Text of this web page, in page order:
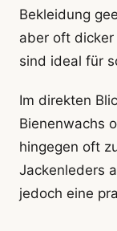
Bekleidung
aber oft
sind ideal für
Im direkten
Bienenwachs
hingegen oft
Jackenleders
jedoch eine